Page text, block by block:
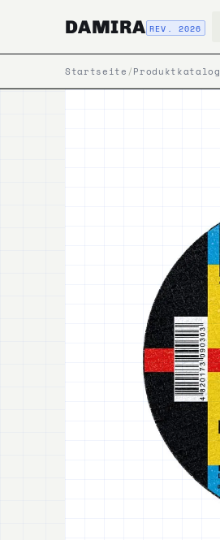
DAMIRA REV. 2026
Startseite /Produktkatalog